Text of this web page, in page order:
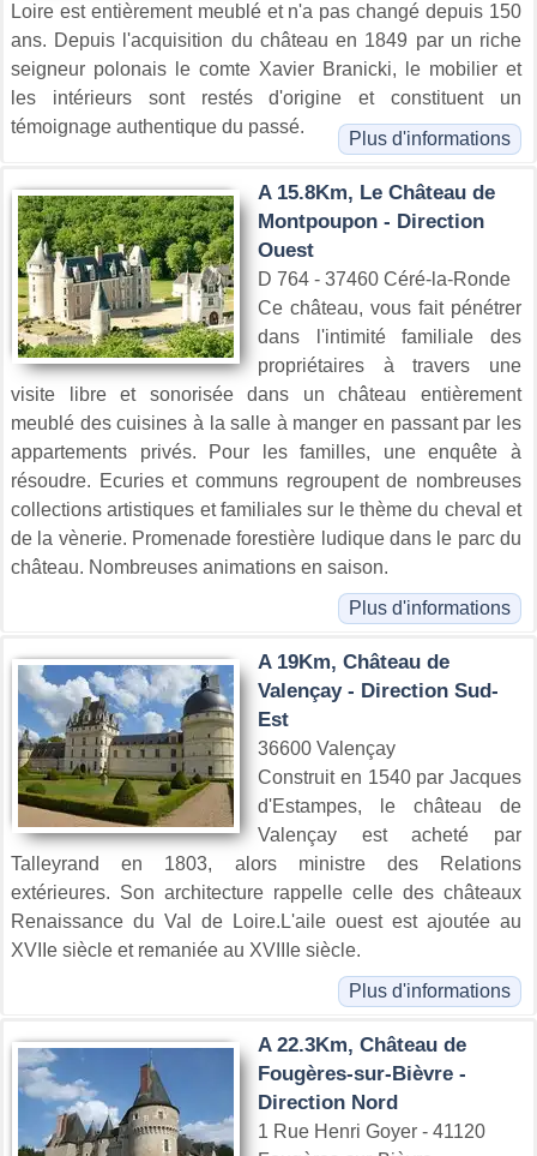
Loire est entièrement meublé et n'a pas changé depuis 150
ans. Depuis l'acquisition du château en 1849 par un riche
seigneur polonais le comte Xavier Branicki, le mobilier et
les intérieurs sont restés d'origine et constituent un
témoignage authentique du passé.
Plus d'informations
A 15.8Km, Le Château de
Montpoupon - Direction
Ouest
D 764 - 37460 Céré-la-Ronde
Ce château, vous fait pénétrer
dans l'intimité familiale des
propriétaires à travers une
visite libre et sonorisée dans un château entièrement
meublé des cuisines à la salle à manger en passant par les
appartements privés. Pour les familles, une enquête à
résoudre. Ecuries et communs regroupent de nombreuses
collections artistiques et familiales sur le thème du cheval et
de la vènerie. Promenade forestière ludique dans le parc du
château. Nombreuses animations en saison.
Plus d'informations
A 19Km, Château de
Valençay - Direction Sud-
Est
36600 Valençay
Construit en 1540 par Jacques
d'Estampes, le château de
Valençay est acheté par
Talleyrand en 1803, alors ministre des Relations
extérieures. Son architecture rappelle celle des châteaux
Renaissance du Val de Loire.L'aile ouest est ajoutée au
XVIIe siècle et remaniée au XVIIIe siècle.
Plus d'informations
A 22.3Km, Château de
Fougères-sur-Bièvre -
Direction Nord
1 Rue Henri Goyer - 41120